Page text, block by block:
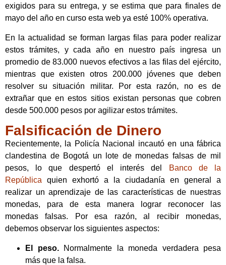
exigidos para su entrega, y se estima que para finales de
mayo del año en curso esta web ya esté 100% operativa.
En la actualidad se forman largas filas para poder realizar
estos trámites, y cada año en nuestro país ingresa un
promedio de 83.000 nuevos efectivos a las filas del ejército,
mientras que existen otros 200.000 jóvenes que deben
resolver su situación militar. Por esta razón, no es de
extrañar que en estos sitios existan personas que cobren
desde 500.000 pesos por agilizar estos trámites.
Falsificación de Dinero
Recientemente, la Policía Nacional incautó en una fábrica
clandestina de Bogotá un lote de monedas falsas de mil
pesos, lo que despertó el interés del
Banco de la
República quien exhortó a la ciudadanía en general a
realizar un aprendizaje de las características de nuestras
monedas, para de esta manera lograr reconocer las
monedas falsas. Por esa razón, al recibir monedas,
debemos observar los siguientes aspectos:
El peso.Normalmente la moneda verdadera pesa
más que la falsa.